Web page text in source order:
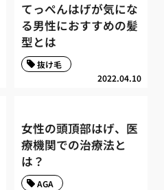
てっぺんはげが気にな
る男性におすすめの髪
型とは
2022.04.10
抜け毛
女性の頭頂部はげ、医
療機関での治療法と
は？
AGA